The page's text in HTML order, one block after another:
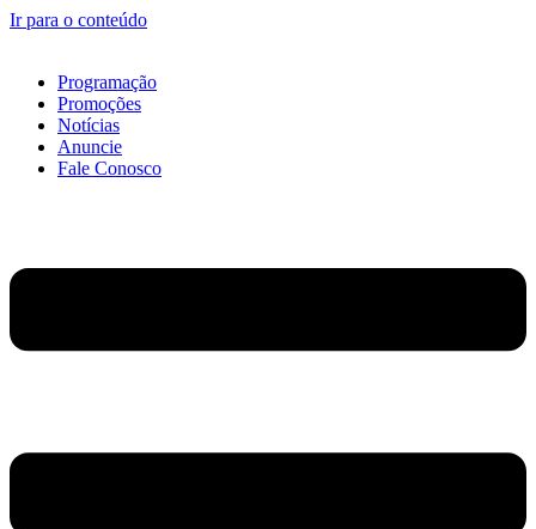
Ir para o conteúdo
Programação
Promoções
Notícias
Anuncie
Fale Conosco